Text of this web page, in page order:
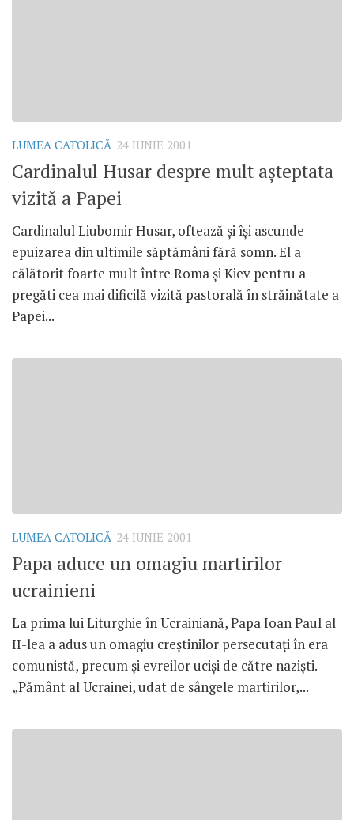
LUMEA CATOLICĂ 24 IUNIE 2001
Cardinalul Husar despre mult aşteptata
vizită a Papei
Cardinalul Liubomir Husar, oftează şi îşi ascunde
epuizarea din ultimile săptămâni fără somn. El a
călătorit foarte mult între Roma şi Kiev pentru a
pregăti cea mai dificilă vizită pastorală în străinătate a
Papei...
LUMEA CATOLICĂ 24 IUNIE 2001
Papa aduce un omagiu martirilor
ucrainieni
La prima lui Liturghie în Ucrainiană, Papa Ioan Paul al
II-lea a adus un omagiu creştinilor persecutaţi în era
comunistă, precum şi evreilor ucişi de către nazişti.
„Pământ al Ucrainei, udat de sângele martirilor,...